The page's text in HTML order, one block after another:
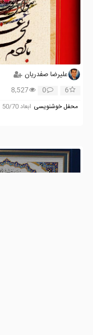
علیرضا صفدریان
6
0
8,527
محفل خوشنویسی ابعاد 50/70